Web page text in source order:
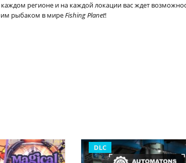
регионе и на каждой локации вас ждет
рыбаком в миреFishing Planet!
DLC